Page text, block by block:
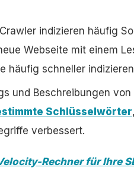
indizieren häufig
Webseite mit einem
häufig schneller
und Beschreibungen von
Schlüsselwörter
verbessert.
Rechner für Ihre